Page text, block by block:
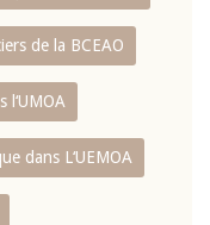
de la BCEAO
l‘UMOA
dans L‘UEMOA